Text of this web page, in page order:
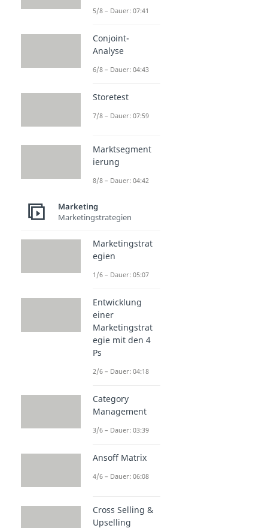
5/8 – Dauer: 07:41
Conjoint-
Analyse
6/8 – Dauer: 04:43
Storetest
7/8 – Dauer: 07:59
Marktsegment
ierung
8/8 – Dauer: 04:42
Marketing
Marketingstrategien
Marketingstrat
egien
1/6 – Dauer: 05:07
Entwicklung
einer
Marketingstrat
egie mit den 4
Ps
2/6 – Dauer: 04:18
Category
Management
3/6 – Dauer: 03:39
Ansoff Matrix
4/6 – Dauer: 06:08
Cross Selling &
Upselling